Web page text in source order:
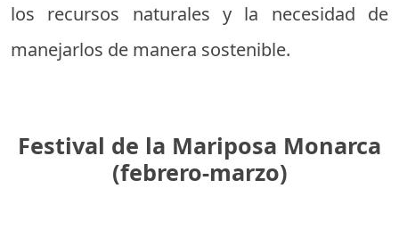
los recursos naturales y la necesidad de
manejarlos de manera sostenible.
Festival de la Mariposa Monarca
(febrero-marzo)